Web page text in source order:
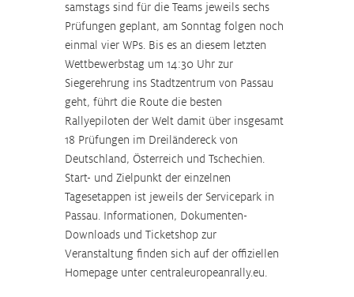
samstags sind für die Teams jeweils sechs
Prüfungen geplant, am Sonntag folgen noch
einmal vier WPs. Bis es an diesem letzten
Wettbewerbstag um 14:30 Uhr zur
Siegerehrung ins Stadtzentrum von Passau
geht, führt die Route die besten
Rallyepiloten der Welt damit über insgesamt
18 Prüfungen im Dreiländereck von
Deutschland, Österreich und Tschechien.
Start- und Zielpunkt der einzelnen
Tagesetappen ist jeweils der Servicepark in
Passau. Informationen, Dokumenten-
Downloads und Ticketshop zur
Veranstaltung finden sich auf der offiziellen
Homepage unter centraleuropeanrally.eu.